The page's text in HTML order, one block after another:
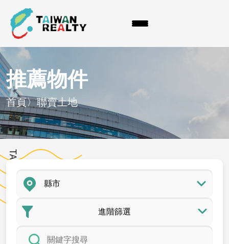
推薦物件
首頁〉聯賣土地
進階篩選